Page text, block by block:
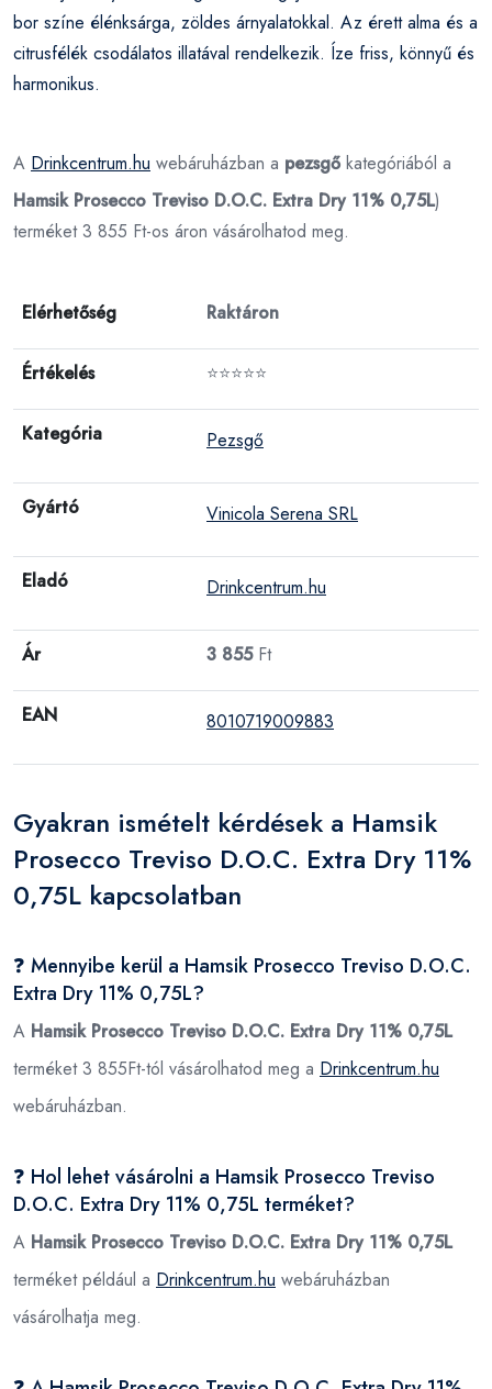
bor színe élénksárga, zöldes árnyalatokkal. Az érett alma és a
citrusfélék csodálatos illatával rendelkezik. Íze friss, könnyű és
harmonikus.
A Drinkcentrum.hu webáruházban a pezsgő kategóriából a
Hamsik Prosecco Treviso D.O.C. Extra Dry 11% 0,75L)
terméket 3 855 Ft-os áron vásárolhatod meg.
Elérhetőség Raktáron
Értékelés ⭐⭐⭐⭐⭐
Kategória Pezsgő
Gyártó Vinicola Serena SRL
Eladó Drinkcentrum.hu
Ár 3 855Ft
EAN 8010719009883
Gyakran ismételt kérdések a Hamsik
Prosecco Treviso D.O.C. Extra Dry 11%
0,75L kapcsolatban
❓ Mennyibe kerül a Hamsik Prosecco Treviso D.O.C.
Extra Dry 11% 0,75L?
A Hamsik Prosecco Treviso D.O.C. Extra Dry 11% 0,75L
terméket 3 855Ft-tól vásárolhatod meg a Drinkcentrum.hu
webáruházban.
❓ Hol lehet vásárolni a Hamsik Prosecco Treviso
D.O.C. Extra Dry 11% 0,75L terméket?
A Hamsik Prosecco Treviso D.O.C. Extra Dry 11% 0,75L
terméket például a Drinkcentrum.hu webáruházban
vásárolhatja meg.